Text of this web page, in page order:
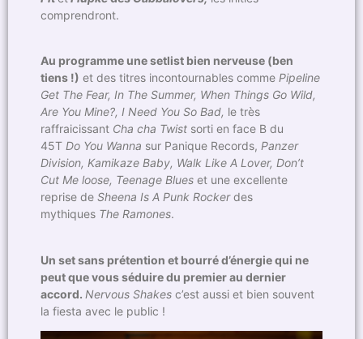
comprendront.
Au programme une setlist bien nerveuse (ben
tiens !) et des titres incontournables comme Pipeline
Get The Fear, In The Summer, When Things Go Wild,
Are You Mine?, I Need You So Bad, le très
raffraicissant Cha cha Twist sorti en face B du
45T Do You Wanna sur Panique Records, Panzer
Division, Kamikaze Baby, Walk Like A Lover, Don’t
Cut Me loose, Teenage Blues et une excellente
reprise de Sheena Is A Punk Rockerdes
mythiques The Ramones.
Un set sans prétention et bourré d’énergie qui ne
peut que vous séduire du premier au dernier
accord. Nervous Shakes c’est aussi et bien souvent
la fiesta avec le public !